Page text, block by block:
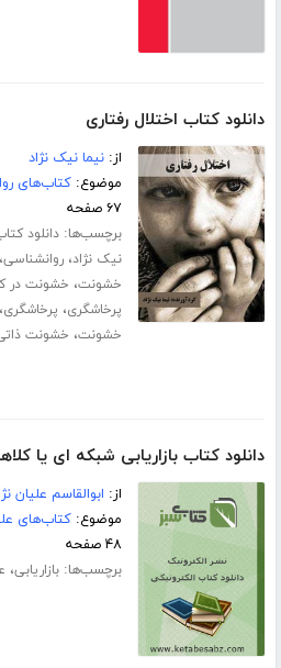
دانلود کتاب اختلال رفتاری
از:نیما نیک نژاد
موضوع:کتاب‌های
۶۷ صفحه
برچسب‌ها:دانلود
نیک نژاد،روانشناسی،
خشونت، خشونت در
پرخاشگری، پرخاشگری،
خشونت، خشونت
دانلود کتاب بازاریابی شبکه ای یا
از: ابوالقاسم علیان
موضوع:کتاب‌های
۴۸ صفحه
برچسب‌ها:بازاریابی،